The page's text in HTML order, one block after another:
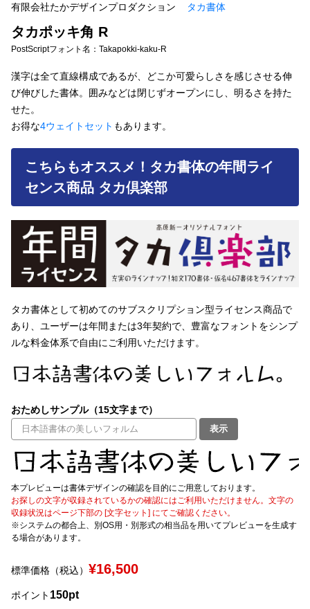
カート
マイページ
お気に入り
ご利用ガイド
お問い合わせ
宋朝体
教科書体 行書体
草書体 勘亭流
江戸文字
すべてを表示
セット or 単体
文字種類
価格帯
リセット 検索
有限会社たかデザインプロダクション タカ書体
タカポッキ角 R
PostScriptフォント名： Takapokki-kaku-R
漢字は全て直線構成であるが、どこか可愛らしさを感じさせる伸
び伸びした書体。囲みなどは閉じずオープンにし、明るさを持た
せた。
お得な4ウェイトセット もあります。
こちらもオススメ！タカ書体の年間ライ
センス商品 タカ倶楽部
タカ書体として初めてのサブスクリプション型ライセンス商品で
あり、ユーザーは年間または3年契約で、豊富なフォントをシンプ
ルな料金体系で自由にご利用いただけます。
おためしサンプル（15文字まで）
表示
本プレビューは書体デザインの確認を目的にご用意しております。
お探しの文字が収録されているかの確認にはご利用いただけません。文字の
収録状況はページ下部の [文字セット] にてご確認ください。
※システムの都合上、別OS用・別形式の相当品を用いてプレビューを生成す
る場合があります。
標準価格（税込） ¥16,500
ポイント 150pt